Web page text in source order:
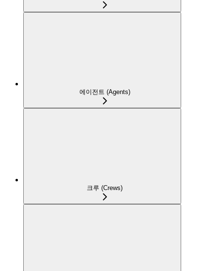
에이전트 (Agents)
크루 (Crews)